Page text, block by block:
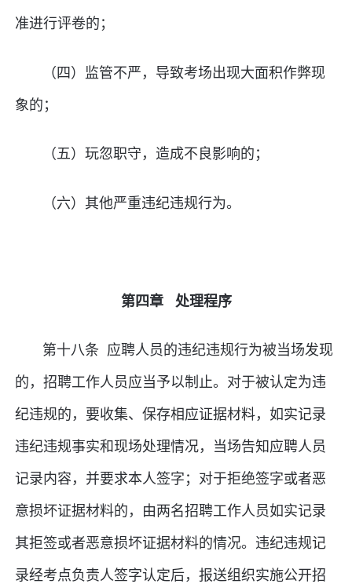
准进行评卷的；
（四）监管不严，导致考场出现大面积作弊现
象的；
（五）玩忽职守，造成不良影响的；
（六）其他严重违纪违规行为。
第四章 处理程序
第十八条 应聘人员的违纪违规行为被当场发现
的，招聘工作人员应当予以制止。对于被认定为违
纪违规的，要收集、保存相应证据材料，如实记录
违纪违规事实和现场处理情况，当场告知应聘人员
记录内容，并要求本人签字；对于拒绝签字或者恶
意损坏证据材料的，由两名招聘工作人员如实记录
其拒签或者恶意损坏证据材料的情况。违纪违规记
录经考点负责人签字认定后，报送组织实施公开招